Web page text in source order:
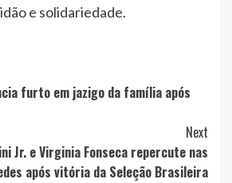
e solidariedade.
furto em jazigo da família após
Next
Jr. e Virginia Fonseca repercute nas
após vitória da Seleção Brasileira